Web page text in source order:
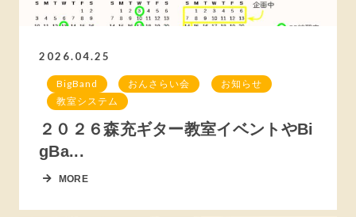
2026.04.25
BigBand おんさらい会
お知らせ
教室システム
２０２６森充ギター教室イベントやBi
gBa...
MORE